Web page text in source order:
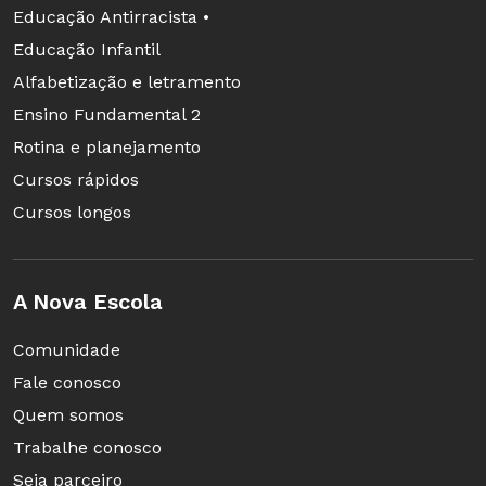
das margens. Além disso, instalaram telas de
proteção entre as plantas e o córrego e
acrescentaram pilhas de sacos de areia para
evitar novos desabamentos.
Educação Antirracista •
Educação Infantil
Alfabetização e letramento
Ensino Fundamental 2
Rotina e planejamento
Cursos rápidos
Cursos longos
A Nova Escola
Comunidade
Fale conosco
Quem somos
Trabalhe conosco
Seja parceiro